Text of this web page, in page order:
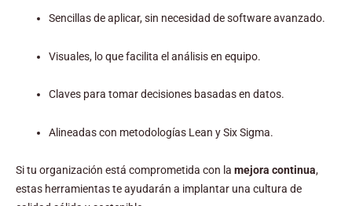
Sencillas de aplicar, sin necesidad de software avanzado.
Visuales, lo que facilita el análisis en equipo.
Claves para tomar decisiones basadas en datos.
Alineadas con metodologías Lean y Six Sigma.
Si tu organización está comprometida con la mejora continua,
estas herramientas te ayudarán a implantar una cultura de